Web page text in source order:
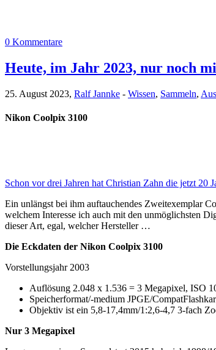
0 Kommentare
Heute, im Jahr 2023, nur noch
25. August 2023, Ralf Jannke - Wissen, Sammeln,
Nikon Coolpix 3100
Schon vor drei Jahren hat Christian Zahn die jetzt
Ein unlängst bei ihm auftauchendes Zweitexemplar
welchem Interesse ich auch mit den unmöglichsten
dieser Art, egal, welcher Hersteller …
Die Eckdaten der Nikon Coolpix 3100
Vorstellungsjahr 2003
Auflösung 2.048 x 1.536 = 3 Megapixel, ISO
Speicherformat/-medium JPGE/
Objektiv ist ein 5,8-17,4mm/1:2,6-4,7 3-fach
Nur 3 Megapixel